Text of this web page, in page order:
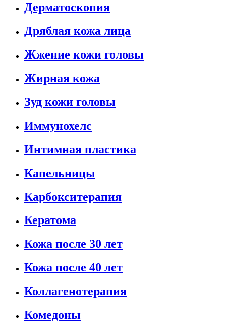
Дерматоскопия
Дряблая кожа лица
Жжение кожи головы
Жирная кожа
Зуд кожи головы
Иммунохелс
Интимная пластика
Капельницы
Карбокситерапия
Кератома
Кожа после 30 лет
Кожа после 40 лет
Коллагенотерапия
Комедоны